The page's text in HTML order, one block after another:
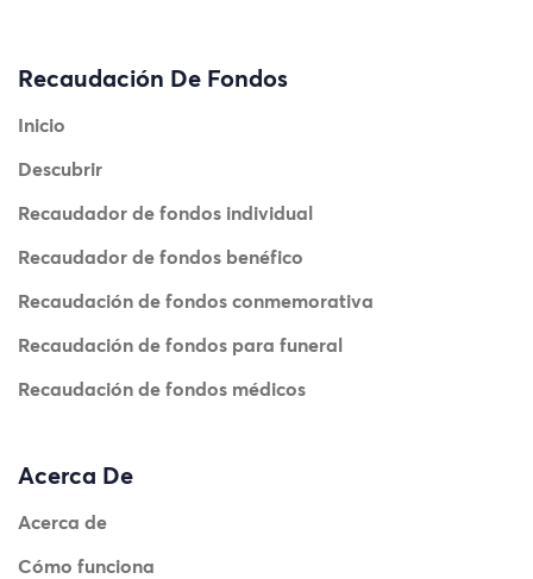
Recaudación De Fondos
Inicio
Descubrir
Recaudador de fondos individual
Recaudador de fondos benéfico
Recaudación de fondos conmemorativa
Recaudación de fondos para funeral
Recaudación de fondos médicos
Acerca De
Acerca de
Cómo funciona